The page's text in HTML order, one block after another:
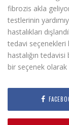
fibrozis akla
testlerinin
hastalıkları
tedavi seçenekleri
hastalığın
bir seçenek